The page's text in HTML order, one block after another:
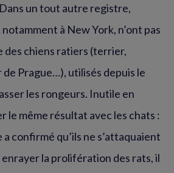
un tout autre registre,
à New York, n’ont pas
des chiens ratiers (terrier,
Prague…), utilisés depuis le
les rongeurs. Inutile en
le même résultat avec les chats :
confirmé qu’ils ne s’attaquaient
enrayer la prolifération des rats, il